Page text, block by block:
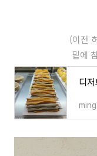
(이전
밑에